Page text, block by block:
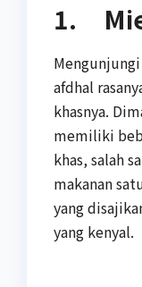
1.
afdhal
khasnya.
memiliki
khas, salah
makanan
yang
yang kenyal.